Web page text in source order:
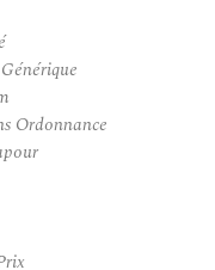
Ordonnance